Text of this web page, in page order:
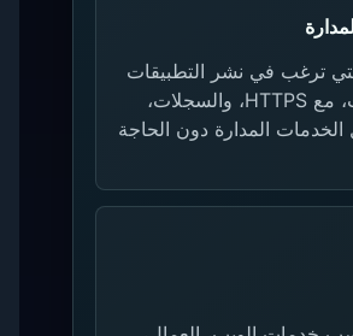
ترغب في نشر التطبيقات
عبر المستودعات، مع HTTPS، والسجلات،
الخدمات المدارة دون الحاجة